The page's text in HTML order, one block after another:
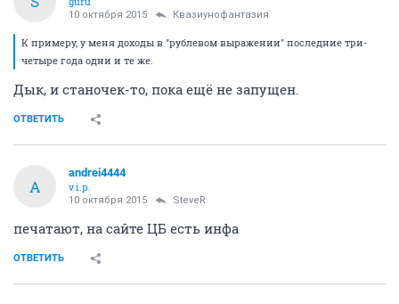
10 октября 2015 Квазиунофантазия
К примеру, у меня доходы в "рублевом выражении" последние три-
четыре года одни и те же.
Дык, и станочек-то, пока ещё не запущен.
ОТВЕТИТЬ
A
andrei4444
v.i.p.
10 октября 2015 SteveR
печатают, на сайте ЦБ есть инфа
ОТВЕТИТЬ